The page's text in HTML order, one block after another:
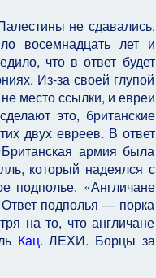
не сдавались.
восемнадцать лет и
что в ответ будет
Из-за своей глупой
место ссылки, и евреи
это, британские
двух евреев. В ответ
армия была
который надеялся с
подполье. «Англичане
подполья — порка
на то, что англичане
Кац. ЛЕХИ. Борцы за